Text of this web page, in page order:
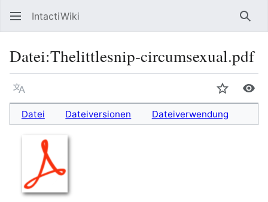
IntactiWiki
Datei:Thelittlesnip-circumsexual.pdf
Sprache Auf
Datei Dateiversionen Dateiverwendung